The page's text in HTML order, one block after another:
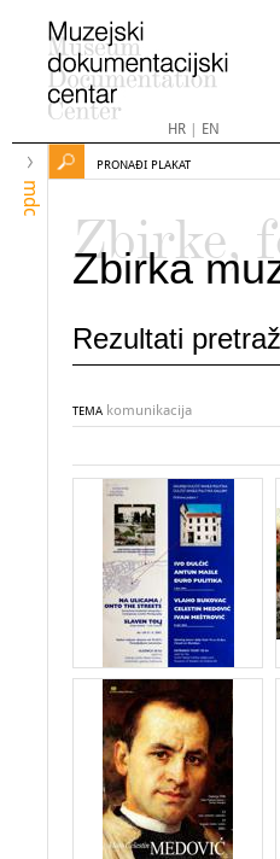
HR| EN
mdc
PRONAĐI PLAKAT
Zbirke,
Zbirka
Rezultati
TEMA komunikacija